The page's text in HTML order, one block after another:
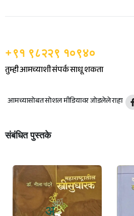
+९१ ९८२२९ १०९४०
तुम्ही आमच्याशी संपर्क साधू शकता
आमच्यासोबत सोशल मीडियावर जोडलेले राहा
संबंधित पुस्तके